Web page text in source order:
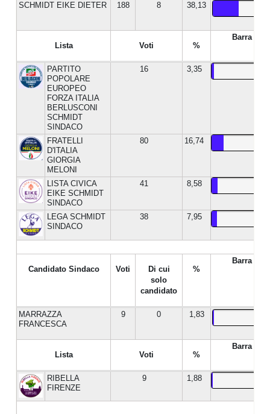
SCHMIDT EIKE DIETER 188 8 38,13
Lista Voti %
Barra %
PARTITO
POPOLARE
EUROPEO
FORZA ITALIA
BERLUSCONI
SCHMIDT
SINDACO
16 3,35
FRATELLI
D'ITALIA
GIORGIA
MELONI
80 16,74
LISTA CIVICA
EIKE SCHMIDT
SINDACO
41 8,58
LEGA SCHMIDT
SINDACO
38 7,95
Candidato Sindaco Voti
Di cui
solo
candidato
%
Barra %
MARRAZZA
FRANCESCA
9 0 1,83
Lista Voti %
Barra %
RIBELLA
FIRENZE
9 1,88